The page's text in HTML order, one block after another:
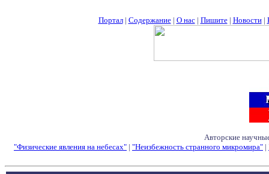
Портал| Содержание| О нас| Пишите| Новости|
Авторские
"Физические явления на небесах" | "Неизбежность странного микромира" |